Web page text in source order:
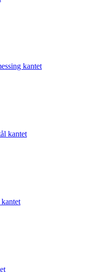
kantet
kantet